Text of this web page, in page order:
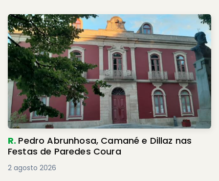
R. Pedro Abrunhosa, Camané e Dillaz nas
Festas de Paredes Coura
2 agosto 2026